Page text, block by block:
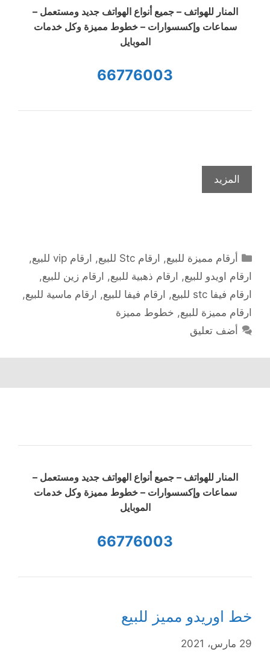
المنار للهواتف – جميع أنواع الهواتف جديد ومستعمل –
سماعات وإكسسوارات – خطوط مميزة وكل خدمات
الموبايل
66776003
المزيد
التصنيفات
أرقام مميزة للبيع, ارقام Stc للبيع , ارقام vip للبيع
,
ارقام اويدو للبيع, ارقام ذهبية للبيع, ارقام زين للبيع,
ارقام فيفا stc للبيع
, ارقام فيفا للبيع, ارقام ماسية للبيع,
ارقام مميزة للبيع, خطوط مميزة
أضف تعليق
المنار للهواتف – جميع أنواع الهواتف جديد ومستعمل –
سماعات وإكسسوارات – خطوط مميزة وكل خدمات
الموبايل
66776003
خط اوريدو مميز للبيع
29 مارس، 2021